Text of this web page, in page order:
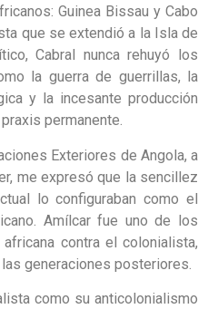
Guinea Bissau y Cabo
que se extendió a la Isla de
Cabral nunca rehuyó los
la guerra de guerrillas, la
y la incesante producción
permanente.
Exteriores de Angola, a
me expresó que la sencillez
lo configuraban como el
Amílcar fue uno de los
contra el colonialista,
generaciones posteriores.
como su anticolonialismo